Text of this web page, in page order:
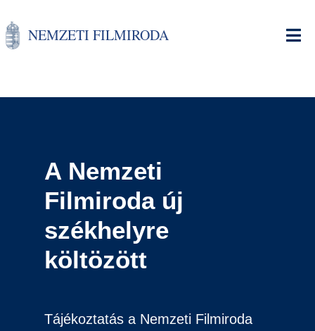
NEMZETI FILMIRODA
A Nemzeti
Filmiroda új
székhelyre
költözött
Tájékoztatás a Nemzeti Filmiroda